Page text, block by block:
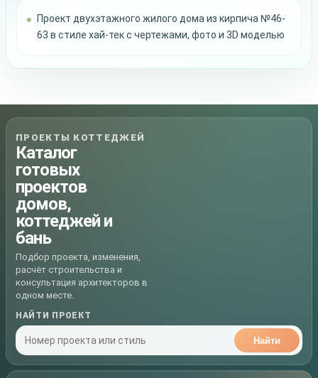
Проект двухэтажного жилого дома из кирпича №46-
63 в стиле хай-тек с чертежами, фото и 3D моделью
ПРОЕКТЫ КОТТЕДЖЕЙ
Каталог
готовых
проектов
домов,
коттеджей и
бань
Подбор проекта, изменения,
расчёт строительства и
консультация архитекторов в
одном месте.
НАЙТИ ПРОЕКТ
Найти